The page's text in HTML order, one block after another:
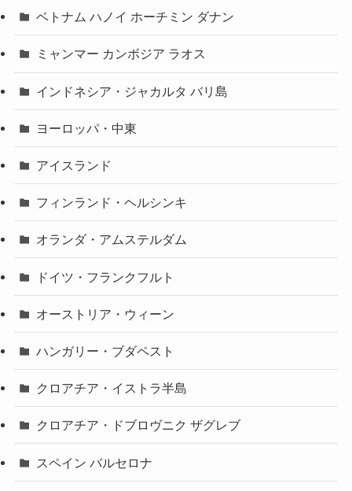
ベトナム ハノイ ホーチミン ダナン
ミャンマー カンボジア ラオス
インドネシア・ジャカルタ バリ島
ヨーロッパ・中東
アイスランド
フィンランド・ヘルシンキ
オランダ・アムステルダム
ドイツ・フランクフルト
オーストリア・ウィーン
ハンガリー・ブダペスト
クロアチア・イストラ半島
クロアチア・ドブロヴニク ザグレブ
スペイン バルセロナ